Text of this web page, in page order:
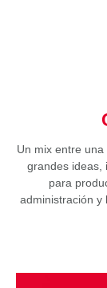
Un mix entre
grandes ideas,
para
administración y